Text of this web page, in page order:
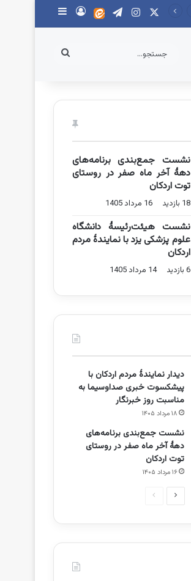
اینستاگرام
تلگرام ایتا ورودسایدبار
جستجو...
نشست جمع‌بندی برنامه‌های
دهۀ آخر ماه صفر در روستای
توت اردکان
18 بازدید 16 مرداد 1405
نشست هیئت‌رئیسۀ دانشگاه
علوم پزشکی یزد با نمایندۀ مردم
اردکان
6 بازدید 14 مرداد 1405
دیدار نمایندۀ مردم اردکان با
پیشکسوت خبری صداوسیما به
مناسبت روز خبرنگار
۱۸ مرداد ۱۴۰۵
نشست جمع‌بندی برنامه‌های
دهۀ آخر ماه صفر در روستای
توت اردکان
۱۶ مرداد ۱۴۰۵
صفحه
صفحه